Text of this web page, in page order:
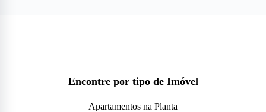
Encontre por tipo de Imóvel
Apartamentos na Planta